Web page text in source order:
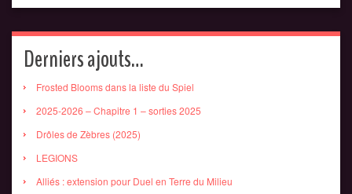
Derniers ajouts…
Frosted Blooms dans la liste du Spiel
2025-2026 – Chapitre 1 – sorties 2025
Drôles de Zèbres (2025)
LEGIONS
Alliés : extension pour Duel en Terre du Milieu